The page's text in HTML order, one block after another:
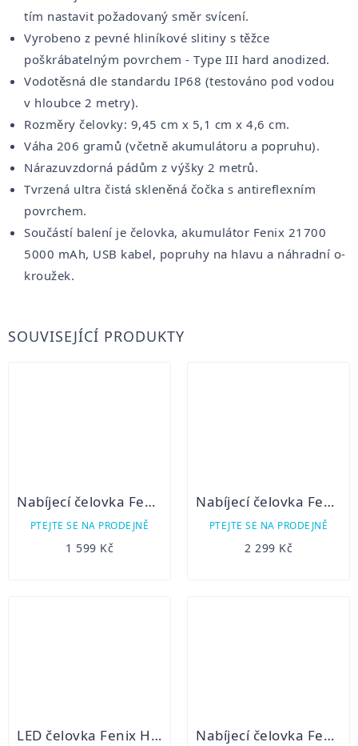
tím nastavit požadovaný směr svícení.
Vyrobeno z pevné hliníkové slitiny s těžce
poškrábatelným povrchem - Type III hard anodized.
Vodotěsná dle standardu IP68 (testováno pod vodou
v hloubce 2 metry).
Rozměry čelovky: 9,45 cm x 5,1 cm x 4,6 cm.
Váha 206 gramů (včetně akumulátoru a popruhu).
Nárazuvzdorná pádům z výšky 2 metrů.
Tvrzená ultra čistá skleněná čočka s antireflexním
povrchem.
Součástí balení je čelovka, akumulátor Fenix 21700
5000 mAh, USB kabel, popruhy na hlavu a náhradní o-
kroužek.
SOUVISEJÍCÍ PRODUKTY
Nabíjecí čelovka Fenix HM50R V2.0
PTEJTE SE NA PRODEJNĚ
1 599 Kč
Nabíjecí čelovka Fenix HM61R Amber
PTEJTE SE NA PRODEJNĚ
2 299 Kč
LED čelovka Fenix HP16R Nabíjecí čelovka Fenix HL60R